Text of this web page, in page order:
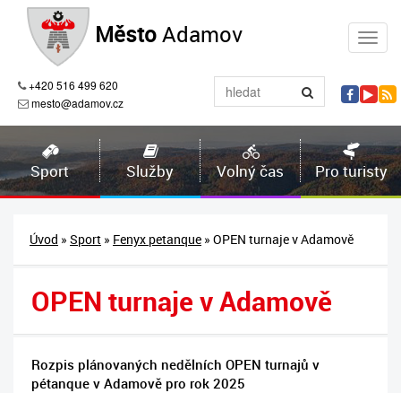
MěstoAdamov
+420 516 499 620
mesto@adamov.cz
Sport Služby Volný čas Pro turisty
Úvod » Sport » Fenyx petanque » OPEN turnaje v Adamově
OPEN turnaje v Adamově
Rozpis plánovaných nedělních OPEN turnajů v
pétanque v Adamově pro rok 2025